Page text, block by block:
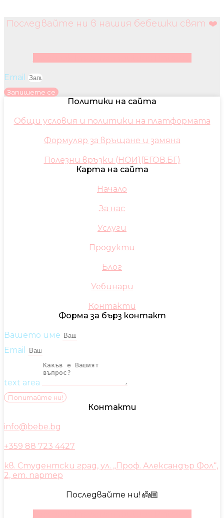
Последвайте ни в нашия бебешки свят ❤️
Email
Запишете се
Политики на сайта
Общи условия и политики на платформата
Формуляр за връщане и замяна
Полезни връзки (НОИ)(ЕГОВ.БГ)
Карта на сайта
Начало
За нас
Услуги
Продукти
Блог
Уебинари
Контакти
Форма за бърз контакт
Вашето име
Email
text area
Попитайте ни!
Контакти
info@bebe.bg
+359 88 723 4427
кв. Студентски град, ул. „Проф. Александър Фол“,
2, ет. партер
Последвайте ни! 👼🏼